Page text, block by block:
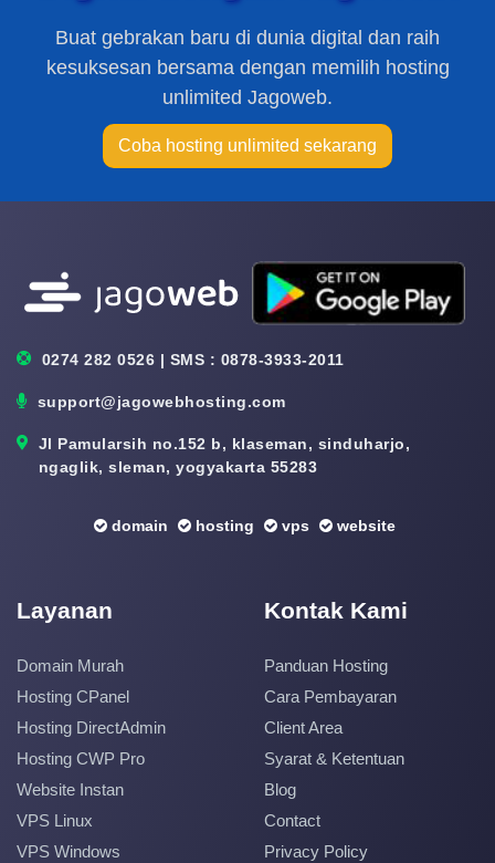
Buat gebrakan baru di dunia digital dan raih
kesuksesan bersama dengan memilih hosting
unlimited Jagoweb.
Coba hosting unlimited sekarang
0274 282 0526 | SMS : 0878-3933-2011
support@jagowebhosting.com
Jl Pamularsih no.152 b, klaseman, sinduharjo,
ngaglik, sleman, yogyakarta 55283
domain hosting vps website
Layanan
Domain Murah
Hosting CPanel
Hosting DirectAdmin
Hosting CWP Pro
Website Instan
VPS Linux
VPS Windows
Kontak Kami
Panduan Hosting
Cara Pembayaran
Client Area
Syarat & Ketentuan
Blog
Contact
Privacy Policy